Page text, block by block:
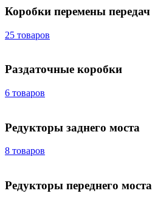
Коробки перемены передач
25 товаров
Раздаточные коробки
6 товаров
Редукторы заднего моста
8 товаров
Редукторы переднего моста